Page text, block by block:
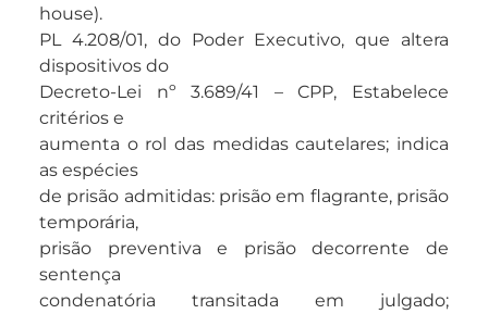
house).
PL 4.208/01, do Poder Executivo, que altera
dispositivos do
Decreto-Lei nº 3.689/41 – CPP, Estabelece
critérios e
aumenta o rol das medidas cautelares; indica
as espécies
de prisão admitidas: prisão em flagrante, prisão
temporária,
prisão preventiva e prisão decorrente de
sentença
condenatória transitada em julgado;